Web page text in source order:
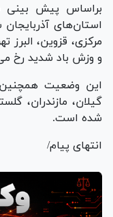
براساس پیش بینی
استان‌های
مرکزی، قزوین، البرز
و وزش باد شدید رخ
این وضعیت همچنین
گیلان، مازندران،
شده است.
انتهای پیام/